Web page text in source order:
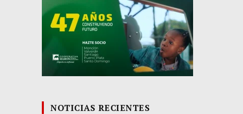
NOTICIAS RECIENTES